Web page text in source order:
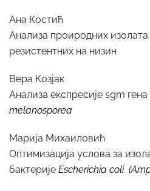
Ана Костић
Анализа проиродних
резистентних на низин
Вера Козјак
Анализа експресије sgm гена
melanosporea
Марија Михаиловић
Оптимизација услова за
бактерије Escherichia coli